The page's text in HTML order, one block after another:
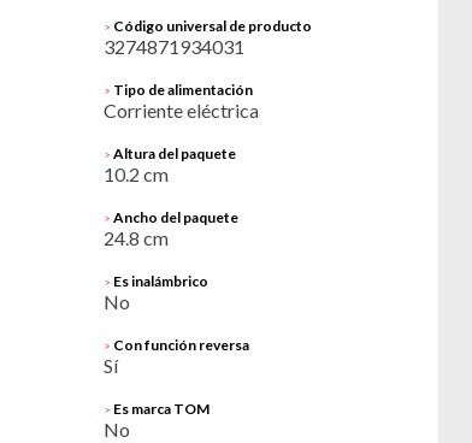
> Código universal de producto
3274871934031
> Tipo de alimentación
Corriente eléctrica
> Altura del paquete
10.2 cm
> Ancho del paquete
24.8 cm
> Es inalámbrico
No
> Con función reversa
Sí
> Es marca TOM
No